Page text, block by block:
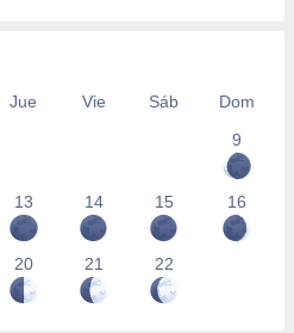
Jue Vie Sáb
Dom
9
13 14 15 16
20 21 22